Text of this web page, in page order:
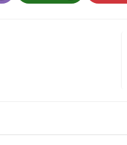
Pinterest
Whatsapp